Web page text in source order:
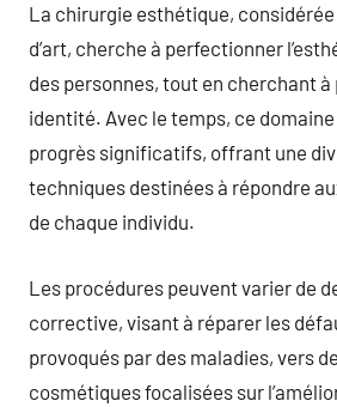
La chirurgie esthétique,
d’art, cherche à perfectionner
des personnes, tout en cherchant
identité. Avec le temps, ce
progrès significatifs, offrant une
techniques destinées à répondre
de chaque individu.
Les procédures peuvent varier de
corrective, visant à réparer les
provoqués par des maladies, vers
cosmétiques focalisées sur